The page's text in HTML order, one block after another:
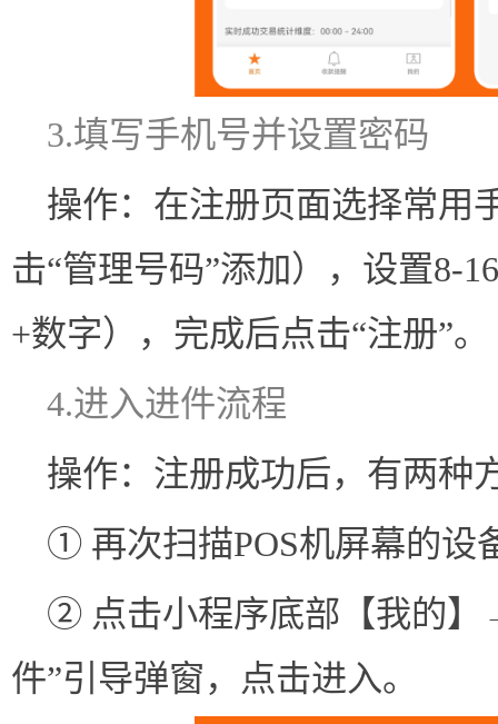
3.填写手机号并设置密码
操作：在注册页面选择常用
击“管理号码”添加），设置8-
+数字），完成后点击“注册”。
4.进入进件流程
操作：注册成功后，有两种
① 再次扫描POS机屏幕的设
② 点击小程序底部【我的
件”引导弹窗，点击进入。